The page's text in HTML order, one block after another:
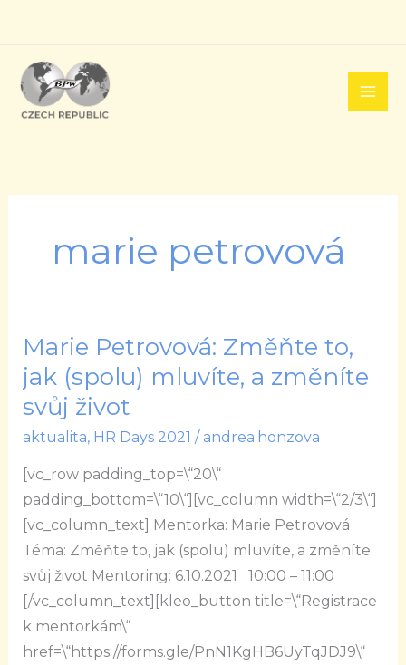
obsah
marie petrovová
Marie Petrovová: Změňte to,
jak (spolu) mluvíte, a změníte
svůj život
aktualita, HR Days 2021 / andrea.honzova
[vc_row padding_top=\“20\“
padding_bottom=\“10\“][vc_column width=\“2/3\“]
[vc_column_text] Mentorka: Marie Petrovová
Téma: Změňte to, jak (spolu) mluvíte, a změníte
svůj život Mentoring: 6.10.2021 10:00 – 11:00
[/vc_column_text][kleo_button title=\“Registrace
k mentorkám\“
href=\“https://forms.gle/PnN1KgHB6UyTqJDJ9\“
Marie
Petrovová:
Změňte
to,
jak
(spolu)
mluvíte,
a
změníte
svůj
život